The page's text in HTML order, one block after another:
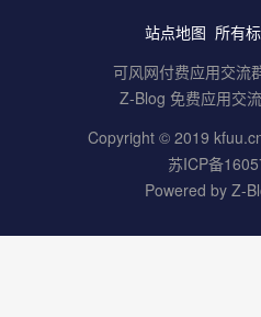
站点地图 所有
可风网付费应用交流
Z-Blog 免费应用交流
Copyright © 2019
苏ICP备
Powered by Z-